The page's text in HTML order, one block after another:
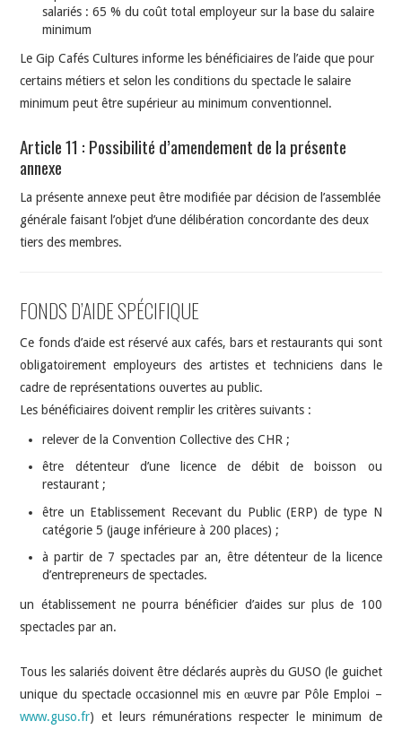
salariés : 65 % du coût total employeur sur la base du salaire
minimum
Le Gip Cafés Cultures informe les bénéficiaires de l’aide que pour
certains métiers et selon les conditions du spectacle le salaire
minimum peut être supérieur au minimum conventionnel.
Article 11 : Possibilité d’amendement de la présente
annexe
La présente annexe peut être modifiée par décision de l’assemblée
générale faisant l’objet d’une délibération concordante des deux
tiers des membres.
FONDS D’AIDESPÉCIFIQUE
Ce fonds d’aide est réservé aux cafés, bars et restaurants qui sont
obligatoirement employeurs des artistes et techniciens dans le
cadre de représentations ouvertes au public.
Les bénéficiaires doivent remplir les critères suivants :
relever de la Convention Collective des CHR ;
être détenteur d’une licence de débit de boisson ou
restaurant ;
être un Etablissement Recevant du Public (ERP) de type N
catégorie 5 (jauge inférieure à 200 places) ;
à partir de 7 spectacles par an, être détenteur de la licence
d’entrepreneurs de spectacles.
un établissement ne pourra bénéficier d’aides sur plus de 100
spectacles par an.
Tous les salariés doivent être déclarés auprès du GUSO (le guichet
unique du spectacle occasionnel mis en œuvre par Pôle Emploi –
www.guso.fr) et leurs rémunérations respecter le minimum de